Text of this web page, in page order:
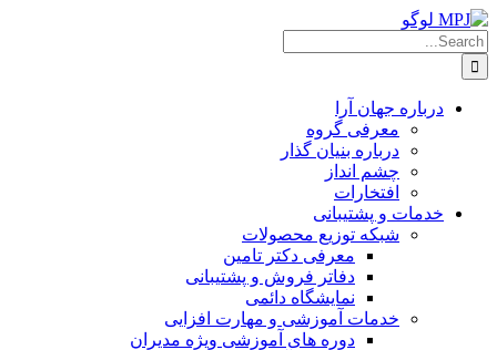
درباره جهان آرا
معرفی گروه
درباره بنیان گذار
چشم انداز
افتخارات
خدمات و پشتیبانی
شبکه توزیع محصولات
معرفی دکتر تامین
دفاتر فروش و پشتیبانی
نمایشگاه دائمی
خدمات آموزشی و مهارت افزایی
دوره های آموزشی ویژه مدیران